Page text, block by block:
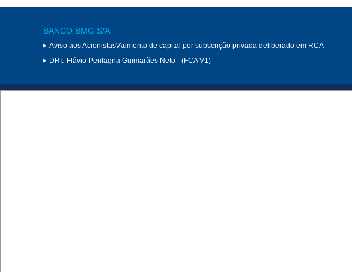
BANCO BMG S/A
Aviso aos Acionistas\Aumento de capital por subscrição privada deliberado em RCA
DRI: Flávio Pentagna Guimarães Neto - (FCA V1)